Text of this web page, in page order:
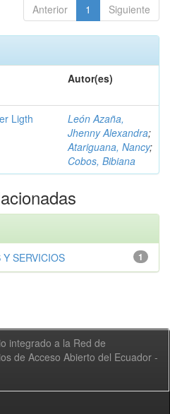
Anterior 1 Siguiente
Autor(es)
Ligth
León Azaña,
Jhenny Alexandra;
Atariguana, Nancy;
Cobos, Bibiana
1
SERVICIOS
integrado a la Red de
de Acceso Abierto del Ecuador -